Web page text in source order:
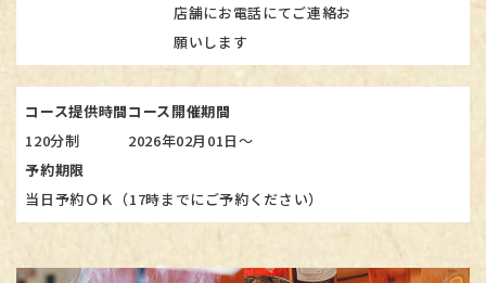
店舗にお電話にてご連絡お
願いします
コース提供時間
120分制
コース開催期間
2026年02月01日～
予約期限
当日予約ＯＫ（17時までにご予約ください）